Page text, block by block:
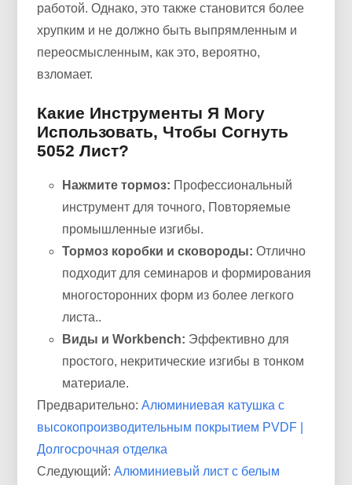
работой. Однако, это также становится более
хрупким и не должно быть выпрямленным и
переосмысленным, как это, вероятно,
взломает.
Какие Инструменты Я Могу
Использовать, Чтобы Согнуть
5052 Лист?
Нажмите тормоз: Профессиональный
инструмент для точного, Повторяемые
промышленные изгибы.
Тормоз коробки и сковороды: Отлично
подходит для семинаров и формирования
многосторонних форм из более легкого
листа..
Виды и Workbench: Эффективно для
простого, некритические изгибы в тонком
материале.
Предварительно:Алюминиевая катушка с
высокопроизводительным покрытием PVDF |
Долгосрочная отделка
Следующий:Алюминиевый лист с белым